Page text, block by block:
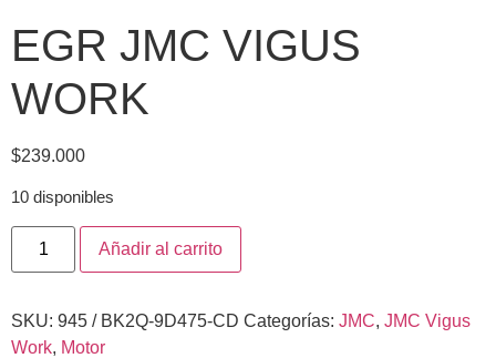
EGR JMC VIGUS
WORK
$239.000
10 disponibles
Añadir al carrito
SKU: 945 / BK2Q-9D475-CD Categorías: JMC, JMC Vigus
Work, Motor